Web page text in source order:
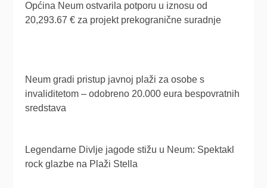
Općina Neum ostvarila potporu u iznosu od
20,293.67 € za projekt prekogranične suradnje
Neum gradi pristup javnoj plaži za osobe s
invaliditetom – odobreno 20.000 eura bespovratnih
sredstava
Legendarne Divlje jagode stižu u Neum: Spektakl
rock glazbe na Plaži Stella